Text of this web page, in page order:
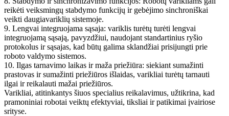
reikėti veiksmingų stabdymo funkcijų ir gebėjimo sinchroniškai
veikti daugiavariklių sistemoje.
9. Lengvai integruojama sąsaja: variklis turėtų turėti lengvai
integruojamą sąsają, pavyzdžiui, naudojant standartinius ryšio
protokolus ir sąsajas, kad būtų galima sklandžiai prisijungti prie
roboto valdymo sistemos.
10. Ilgas tarnavimo laikas ir maža priežiūra: siekiant sumažinti
prastovas ir sumažinti priežiūros išlaidas, varikliai turėtų tarnauti
ilgai ir reikalauti mažai priežiūros.
Varikliai, atitinkantys šiuos specialius reikalavimus, užtikrina, kad
pramoniniai robotai veiktų efektyviai, tiksliai ir patikimai įvairiose
srityse.